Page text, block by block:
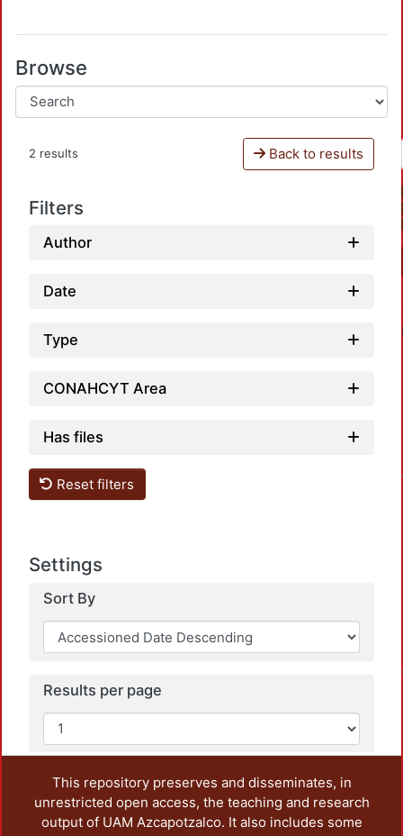
Browse
2 results Back to results
Filters
Author
Date
Type
CONAHCYT Area
Has files
Reset filters
Settings
Sort By
Results per page
This repository preserves and disseminates, in
unrestricted open access, the teaching and research
output of UAM Azcapotzalco. It also includes some